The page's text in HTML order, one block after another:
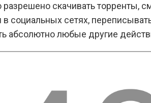
скачивать торренты,
в социальных сетях,
абсолютно любые другие